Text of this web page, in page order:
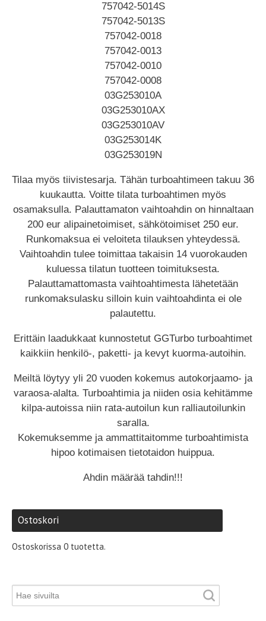
757042-5014S
757042-5013S
757042-0018
757042-0013
757042-0010
757042-0008
03G253010A
03G253010AX
03G253010AV
03G253014K
03G253019N
Tilaa myös tiivistesarja. Tähän turboahtimeen takuu 36
kuukautta. Voitte tilata turboahtimen myös
osamaksulla. Palauttamaton vaihtoahdin on hinnaltaan
200 eur alipainetoimiset, sähkötoimiset 250 eur.
Runkomaksua ei veloiteta tilauksen yhteydessä.
Vaihtoahdin tulee toimittaa takaisin 14 vuorokauden
kuluessa tilatun tuotteen toimituksesta.
Palauttamattomasta vaihtoahtimesta lähetetään
runkomaksulasku silloin kuin vaihtoahdinta ei ole
palautettu.
Erittäin laadukkaat kunnostetut GGTurbo turboahtimet
kaikkiin henkilö-, paketti- ja kevyt kuorma-autoihin.
Meiltä löytyy yli 20 vuoden kokemus autokorjaamo- ja
varaosa-alalta. Turboahtimia ja niiden osia kehitämme
kilpa-autoissa niin rata-autoilun kun ralliautoilunkin
saralla.
Kokemuksemme ja ammattitaitomme turboahtimista
hipoo kotimaisen tietotaidon huippua.
Ahdin määrää tahdin!!!
Ostoskori
Ostoskorissa 0 tuotetta.